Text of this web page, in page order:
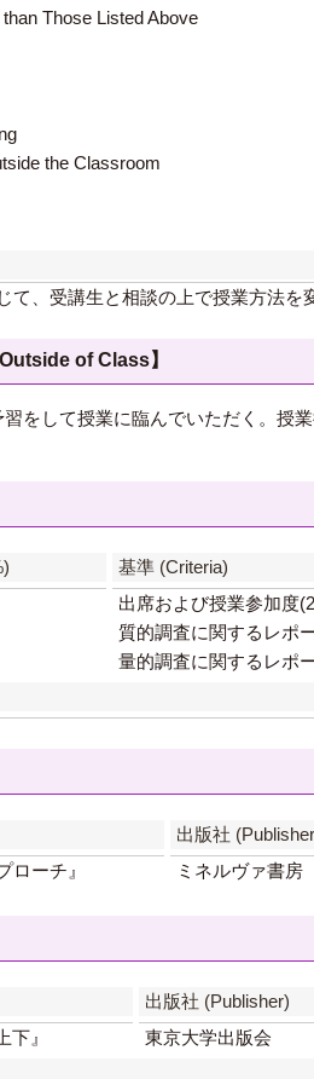
Those Listed Above
the Classroom
、受講生と相談の上で授業方法を
of Class】
をして授業に臨んでいただく。授
基準 (Criteria)
出席および授業参加度
質的調査に関するレポ
量的調査に関するレポ
出版社
ローチ』 ミネルヴァ書房
出版社 (Publisher)
下』 東京大学出版会